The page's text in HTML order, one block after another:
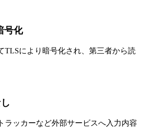
号化
TLSにより暗号化され、第三者から読
ラッカーなど外部サービスへ入力内容